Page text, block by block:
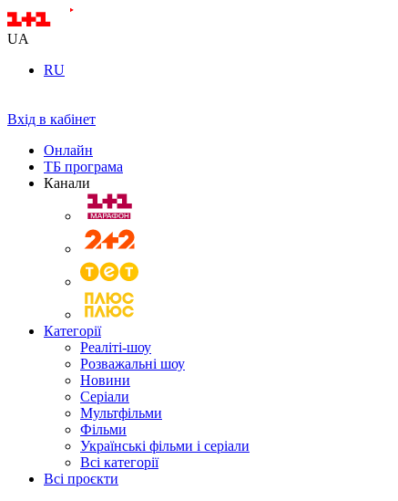
UA
RU
Вхід в кабінет
Онлайн
ТБ програма
Канали
Категорії
Реаліті-шоу
Розважальні шоу
Новини
Серіали
Мультфільми
Фільми
Українські фільми і серіали
Всі категорії
Всі проєкти